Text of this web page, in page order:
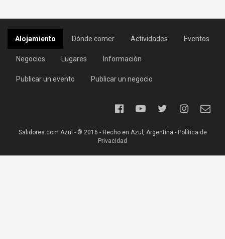
Alojamiento Dónde comer Actividades Eventos
Negocios Lugares Información
Publicar un evento Publicar un negocio
Salidores.com Azul - ® 2016 - Hecho en Azul, Argentina - Política de
Privacidad